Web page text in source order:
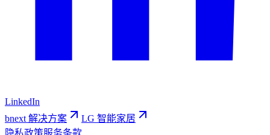
LinkedIn
bnext 解决方案
LG 智能家居
隐私政策服务条款